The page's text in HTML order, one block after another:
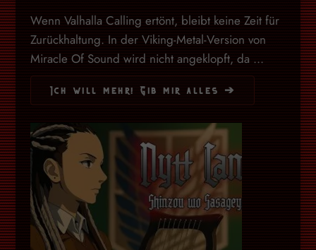
Wenn Valhalla Calling ertönt, bleibt keine Zeit für
Zurückhaltung. In der Viking-Metal-Version von
Miracle Of Sound wird nicht angeklopft, da ...
Ich will mehr! Gib mir alles ➔